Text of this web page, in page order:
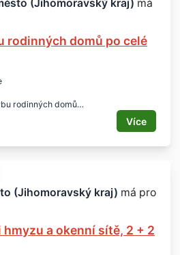
na stavební připravenost a ceník
(Jihomoravský kraj) má
rodinných domů po celé
rodinných domů
doprava na stavbu
Více
(Jihomoravský kraj) má pro
a okenní sítě, 2 + 2